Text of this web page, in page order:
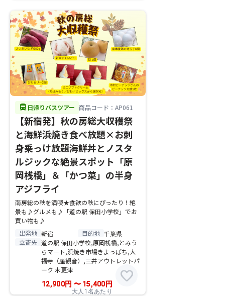
directions_bus 日帰りバスツアー 商品コード：AP061
【新宿発】秋の房総大収穫祭
と海鮮浜焼き食べ放題×お刺
身乗っけ放題海鮮丼とノスタ
ルジックな絶景スポット「原
岡桟橋」＆「かつ菜」の半身
アジフライ
南房総の秋を満喫★食欲の秋にぴったり！絶
景も♪グルメも♪「道の駅 保田小学校」でお
買い物も♪
出発地 新宿 目的地 千葉県
立寄先 道の駅 保田小学校,原岡桟橋,とみう
らマ－ト,浜焼き市場きよっぱち,大
福寺（崖観音）,三井アウトレットパ
ーク 木更津
12,900円 〜15,400 円
大人1名あたり
favorite